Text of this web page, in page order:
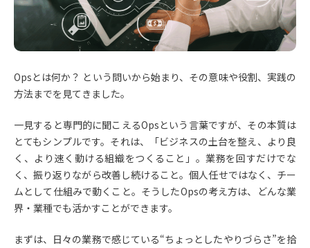
Opsとは何か？ という問いから始まり、その意味や役割、実践の
方法までを見てきました。
一見すると専門的に聞こえるOpsという言葉ですが、その本質は
とてもシンプルです。それは、「ビジネスの土台を整え、より良
く、より速く動ける組織をつくること」。業務を回すだけでな
く、振り返りながら改善し続けること。個人任せではなく、チー
ムとして仕組みで動くこと。そうしたOpsの考え方は、どんな業
界・業種でも活かすことができます。
まずは、日々の業務で感じている“ちょっとしたやりづらさ”を拾